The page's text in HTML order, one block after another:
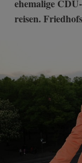
ehemalige
reisen.